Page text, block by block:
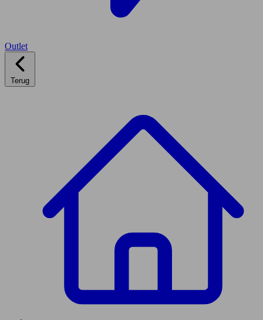
Outlet
Terug